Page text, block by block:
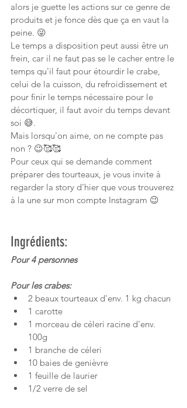
alors je guette les actions sur ce genre de
produits et je fonce dès que ça en vaut la
peine. 😜
Le temps a disposition peut aussi être un
frein, car il ne faut pas se le cacher entre le
temps qu'il faut pour étourdir le crabe,
celui de la cuisson, du refroidissement et
pour finir le temps nécessaire pour le
décortiquer, il faut avoir du temps devant
soi 😅.
Mais lorsqu'on aime, on ne compte pas
non ? 😉🥰🥰
Pour ceux qui se demande comment
préparer des tourteaux, je vous invite à
regarder la story d'hier que vous trouverez
à la une sur mon compte Instagram 😉
Ingrédients:
Pour 4 personnes
Pour les crabes:
2 beaux tourteaux d'env. 1 kg chacun
1 carotte
1 morceau de céleri racine d'env.
100g
1 branche de céleri
10 baies de genièvre
1 feuille de laurier
1/2 verre de sel